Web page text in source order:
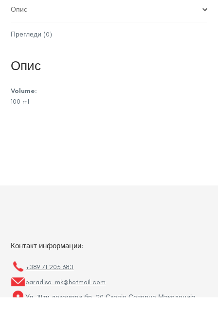
Опис
Прегледи (0)
Опис
Volume:
100 ml
Контакт информации:
+389 71 205 683
paradiso_mk@hotmail.com
Ул. 14ти декември бр. 20 Скопје Северна Македонија